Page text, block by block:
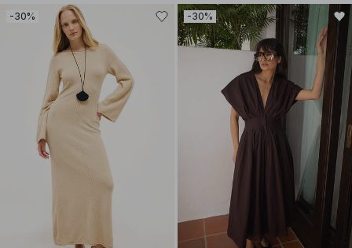
-30% -30%